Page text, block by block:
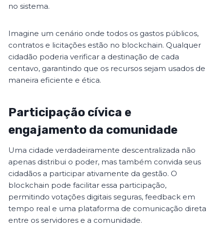
no sistema.
Imagine um cenário onde todos os gastos públicos,
contratos e licitações estão no blockchain. Qualquer
cidadão poderia verificar a destinação de cada
centavo, garantindo que os recursos sejam usados ​​de
maneira eficiente e ética.
Participação cívica e
engajamento da comunidade
Uma cidade verdadeiramente descentralizada não
apenas distribui o poder, mas também convida seus
cidadãos a participar ativamente da gestão. O
blockchain pode facilitar essa participação,
permitindo votações digitais seguras, feedback em
tempo real e uma plataforma de comunicação direta
entre os servidores e a comunidade.